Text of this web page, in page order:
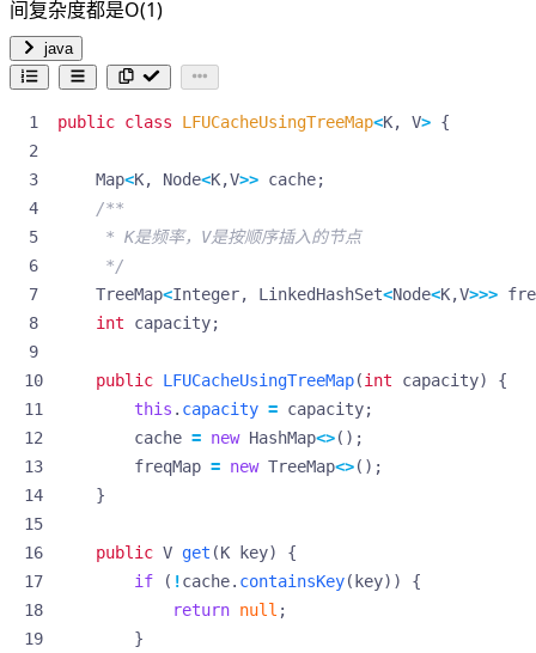
间复杂度都是O(1)
java
public class LFUCacheUsingTreeMap<K, V> {
Map<K, Node<K,V>> cache;
     */
TreeMap<Integer, LinkedHashSet<Node<K,V>>>
int
capacity;
public LFUCacheUsingTreeMap(int capacity)
{
this . capacity = capacity;
cache = new HashMap<>();
freqMap = new TreeMap<>();
}
public V get (K key)
{
if
( !cache. containsKey(key))
{
return null ;
}